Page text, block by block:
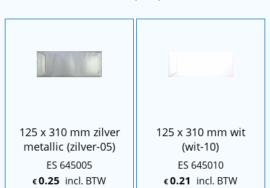
125 x 310 mm zilver
metallic (zilver-05)
ES 645005
€0.25 incl. BTW
125 x 310 mm wit
(wit-10)
ES 645010
€0.21 incl. BTW